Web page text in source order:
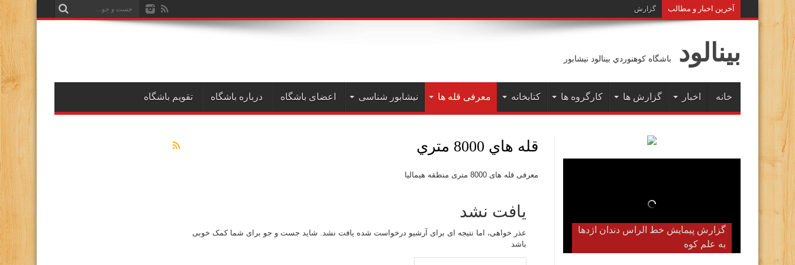
آخرين اخبار و مطالب گزارش پیمایش زمستانه خط الراس ه
بينالود باشگاه كوهنوردي بينالود نيشابور
خانه اخبار گزارش ها کارگروه ها کتابخانه معرفی قله ها نیشابور شناسی اعضای باشگاه درباره باشگاه تقویم باشگاه
قله هاي 8000 متري
معرفی قله های 8000 متری منطقه هیمالیا
یافت نشد
عذر خواهی، اما نتیجه ای برای آرشیو درخواست شده یافت نشد. شاید جست و جو برای شما کمک خوبی
باشد
گزارش پیمایش خط الراس دندان اژدها
به علم کوه